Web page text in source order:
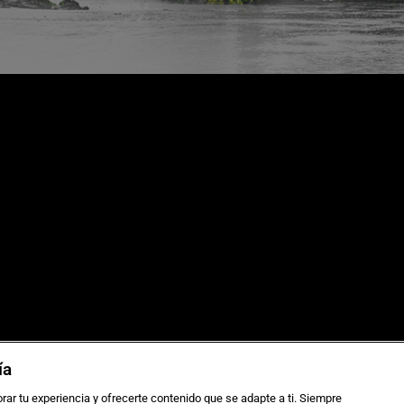
de CookiesGestionar cookies
tu experiencia y ofrecerte contenido que se adapte a ti. Siempre